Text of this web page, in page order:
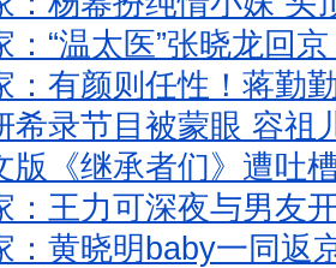
：“温太医”张晓龙回
：有颜则任性！蒋勤
希录节目被蒙眼 容祖
版《继承者们》遭吐
：王力可深夜与男友
：黄晓明baby一同返